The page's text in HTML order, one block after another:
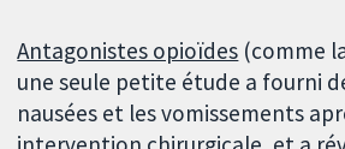
Antagonistes opioïdes (comme
une seule petite étude a fourni
nausées et les vomissements